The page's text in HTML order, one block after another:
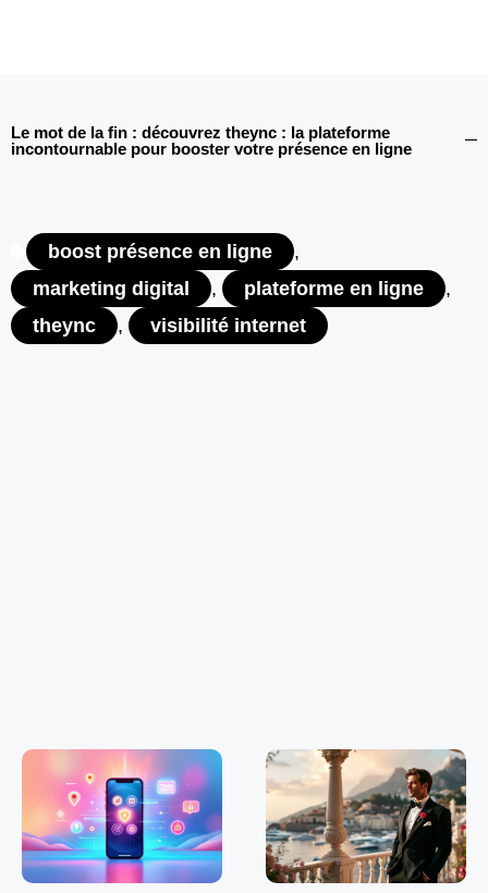
Le mot de la fin : découvrez theync : la plateforme
incontournable pour booster votre présence en ligne
boost présence en ligne
,
marketing digital
, plateforme en ligne
,
theync
, visibilité internet